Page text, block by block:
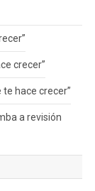
crecer”
te hace crecer”
a revisión